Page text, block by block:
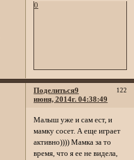
0
Поделиться 122
9
июня, 2014г. 04:38:49
Малыш уже и сам ест, и
мамку сосет. А еще играет
активно)))) Мамка за то
время, что я ее не видела,